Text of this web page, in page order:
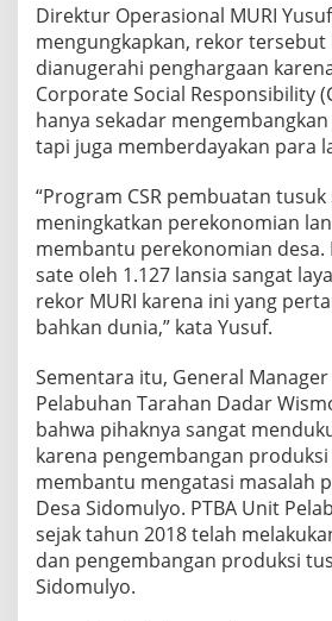
Direktur Operasional MURI
mengungkapkan, rekor tersebut
dianugerahi penghargaan
Corporate Social Responsibility
hanya sekadar
tapi juga memberdayakan para
“Program CSR pembuatan tusuk
meningkatkan perekonomian
membantu perekonomian
sate oleh 1.127 lansia sangat
rekor MURI karena ini yang
bahkan dunia,” kata Yusuf.
Sementara itu, General Manager
Pelabuhan Tarahan Dadar
bahwa pihaknya sangat
karena pengembangan
membantu mengatasi masalah
Desa Sidomulyo. PTBA Unit
sejak tahun 2018 telah
dan pengembangan produksi
Sidomulyo.